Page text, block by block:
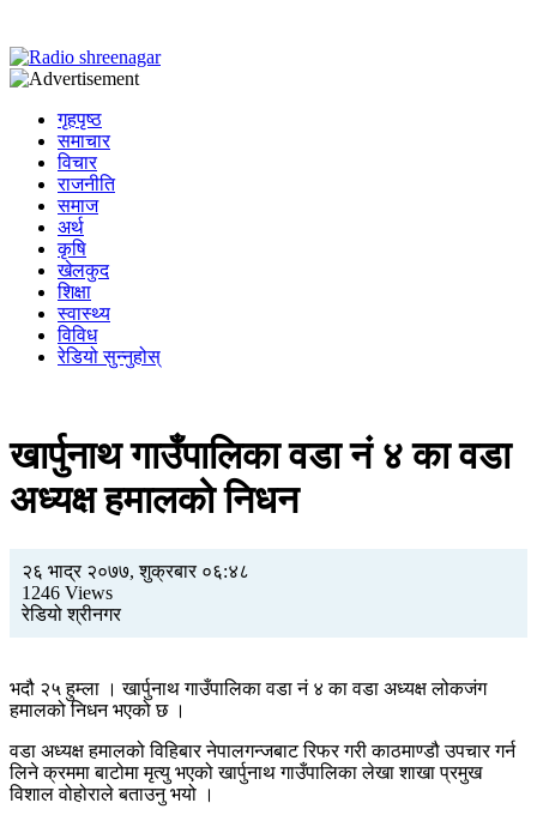
गृहपृष्ठ
समाचार
विचार
राजनीति
समाज
अर्थ
कृषि
खेलकुद
शिक्षा
स्वास्थ्य
विविध
रेडियो सुन्नुहोस्
खार्पुनाथ गाउँपालिका वडा नं ४ का वडा
अध्यक्ष हमालको निधन
२६ भाद्र २०७७, शुक्रबार ०६:४८
1246 Views
रेडियो श्रीनगर
भदौ २५ हुम्ला । खार्पुनाथ गाउँपालिका वडा नं ४ का वडा अध्यक्ष लोकजंग
हमालको निधन भएको छ ।
वडा अध्यक्ष हमालको विहिबार नेपालगन्जबाट रिफर गरी काठमाण्डौ उपचार गर्न
लिने क्रममा बाटोमा मृत्यु भएको खार्पुनाथ गाउँपालिका लेखा शाखा प्रमुख
विशाल वोहोराले बताउनु भयो ।